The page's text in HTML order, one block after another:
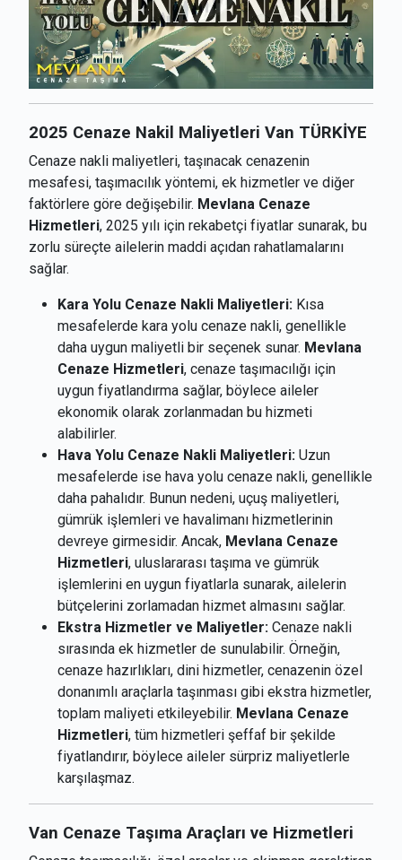
2025 Cenaze Nakil Maliyetleri Van TÜRKİYE
Cenaze nakli maliyetleri, taşınacak cenazenin
mesafesi, taşımacılık yöntemi, ek hizmetler ve diğer
faktörlere göre değişebilir. Mevlana Cenaze
Hizmetleri, 2025 yılı için rekabetçi fiyatlar sunarak, bu
zorlu süreçte ailelerin maddi açıdan rahatlamalarını
sağlar.
Kara Yolu Cenaze Nakli Maliyetleri: Kısa
mesafelerde kara yolu cenaze nakli, genellikle
daha uygun maliyetli bir seçenek sunar. Mevlana
Cenaze Hizmetleri, cenaze taşımacılığı için
uygun fiyatlandırma sağlar, böylece aileler
ekonomik olarak zorlanmadan bu hizmeti
alabilirler.
Hava Yolu Cenaze Nakli Maliyetleri: Uzun
mesafelerde ise hava yolu cenaze nakli, genellikle
daha pahalıdır. Bunun nedeni, uçuş maliyetleri,
gümrük işlemleri ve havalimanı hizmetlerinin
devreye girmesidir. Ancak, Mevlana Cenaze
Hizmetleri, uluslararası taşıma ve gümrük
işlemlerini en uygun fiyatlarla sunarak, ailelerin
bütçelerini zorlamadan hizmet almasını sağlar.
Ekstra Hizmetler ve Maliyetler: Cenaze nakli
sırasında ek hizmetler de sunulabilir. Örneğin,
cenaze hazırlıkları, dini hizmetler, cenazenin özel
donanımlı araçlarla taşınması gibi ekstra hizmetler,
toplam maliyeti etkileyebilir. Mevlana Cenaze
Hizmetleri, tüm hizmetleri şeffaf bir şekilde
fiyatlandırır, böylece aileler sürpriz maliyetlerle
karşılaşmaz.
Van Cenaze Taşıma Araçları ve Hizmetleri